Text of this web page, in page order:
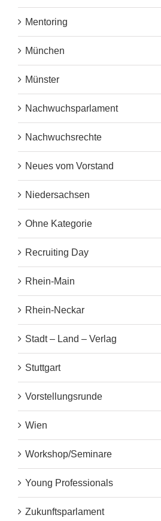
Mentoring
München
Münster
Nachwuchsparlament
Nachwuchsrechte
Neues vom Vorstand
Niedersachsen
Ohne Kategorie
Recruiting Day
Rhein-Main
Rhein-Neckar
Stadt – Land – Verlag
Stuttgart
Vorstellungsrunde
Wien
Workshop/Seminare
Young Professionals
Zukunftsparlament